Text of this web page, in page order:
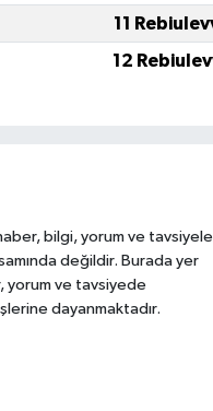
11
12
bilgi, yorum ve
değildir. Burada yer
yorum ve tavsiyede
dayanmaktadır.